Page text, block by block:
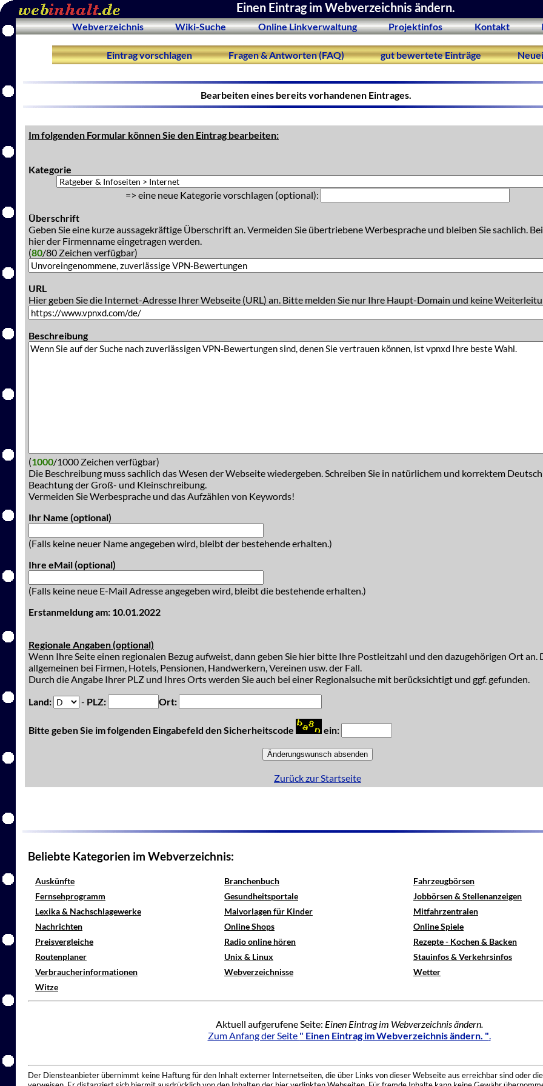
Einen Eintrag im Webverzeichnis ändern.
Webverzeichnis Wiki-Suche Online Linkverwaltung Projektinfos Kontakt
Eintrag vorschlagen Fragen & Antworten (FAQ) gut bewertete Einträge
Bearbeiten eines bereits vorhandenen Eintrages.
Im folgenden Formular können Sie den Eintrag bearbeiten:
Kategorie
=> eine neue Kategorie vorschlagen (optional):
Überschrift
Geben Sie eine kurze aussagekräftige Überschrift an. Vermeiden Sie übertriebene Werbesprache und bleiben Sie sachlich.
hier der Firmenname eingetragen werden.
(80/80 Zeichen verfügbar)
URL
Hier geben Sie die Internet-Adresse Ihrer Webseite (URL) an. Bitte melden Sie nur Ihre Haupt-Domain und keine
Beschreibung
(1000/1000 Zeichen verfügbar)
Die Beschreibung muss sachlich das Wesen der Webseite wiedergeben. Schreiben Sie in natürlichem und korrektem
Beachtung der Groß- und Kleinschreibung.
Vermeiden Sie Werbesprache und das Aufzählen von Keywords!
Ihr Name (optional)
(Falls keine neuer Name angegeben wird, bleibt der bestehende erhalten.)
Ihre eMail (optional)
(Falls keine neue E-Mail Adresse angegeben wird, bleibt die bestehende erhalten.)
Erstanmeldung am: 10.01.2022
Regionale Angaben (optional)
Wenn Ihre Seite einen regionalen Bezug aufweist, dann geben Sie hier bitte Ihre Postleitzahl und den dazugehörigen Ort an.
allgemeinen bei Firmen, Hotels, Pensionen, Handwerkern, Vereinen usw. der Fall.
Durch die Angabe Ihrer PLZ und Ihres Orts werden Sie auch bei einer Regionalsuche mit berücksichtigt und ggf. gefunden.
Land:
- PLZ: Ort:
Bitte geben Sie im folgenden Eingabefeld den Sicherheitscode ein:
Zurück zur Startseite
Beliebte Kategorien im Webverzeichnis:
Auskünfte Branchenbuch
Fahrzeugbörsen
Fernsehprogramm
Gesundheitsportale
Jobbörsen & Stellenanzeigen
Lexika & Nachschlagewerke
Malvorlagen für Kinder
Mitfahrzentralen
Nachrichten
Online Shops
Online Spiele
Preisvergleiche
Radio online hören
Rezepte - Kochen & Backen
Routenplaner
Unix & Linux
Stauinfos & Verkehrsinfos
Verbraucherinformationen
Webverzeichnisse
Wetter
Witze
Aktuell aufgerufene Seite: Einen Eintrag im Webverzeichnis ändern.
Zum Anfang der Seite " Einen Eintrag im Webverzeichnis ändern. ".
Der Diensteanbieter übernimmt keine Haftung für den Inhalt externer Internetseiten, die über Links von dieser Webseite aus erreichbar sind oder